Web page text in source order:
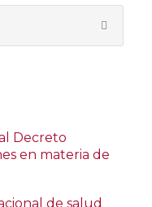
Decreto
en materia de
de salud